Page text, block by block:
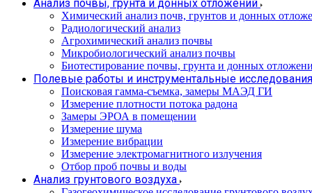
Анализ почвы, грунта и донных отложений
Химический анализ почв, грунтов и донных
Радиологический анализ
Агрохимический анализ почвы
Микробиологический анализ почвы
Биотестирование почвы, грунта и донных
Полевые работы и инструментальные исследования
Поисковая гамма-съемка, замеры МАЭД ГИ
Измерение плотности потока радона
Замеры ЭРОА в помещении
Измерение шума
Измерение вибрации
Измерение электромагнитного излучения
Отбор проб почвы и воды
Анализ грунтового воздуха